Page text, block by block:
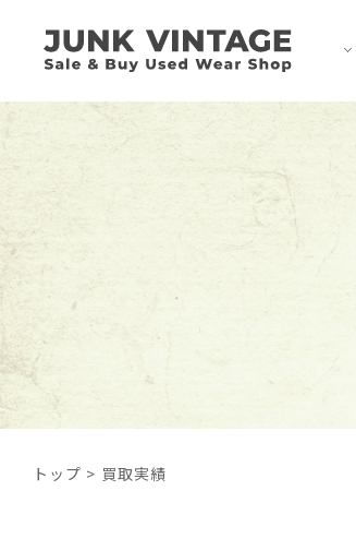
トップ > 買取実績